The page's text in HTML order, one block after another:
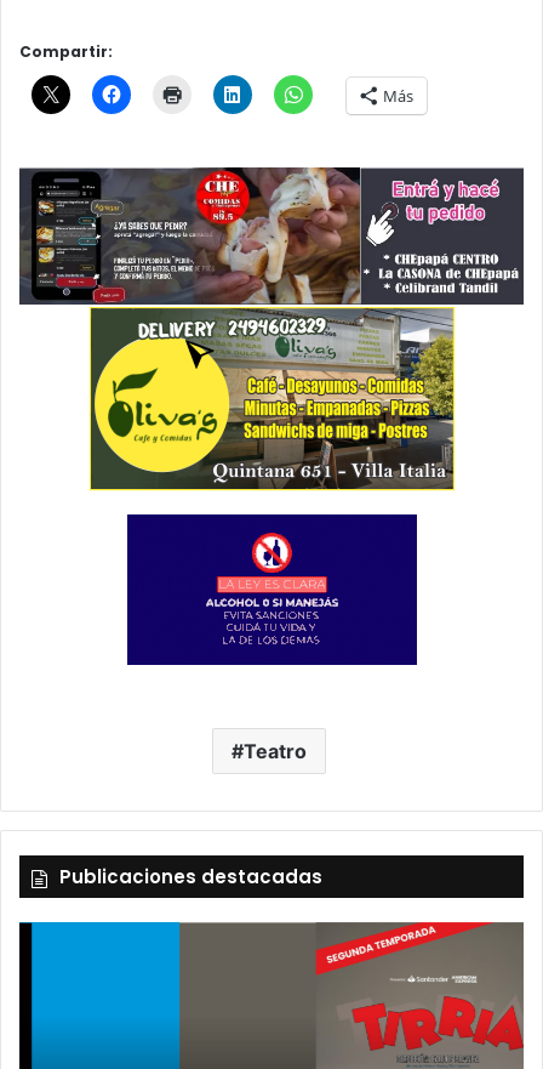
Compartir:
Más
Teatro
Publicaciones destacadas